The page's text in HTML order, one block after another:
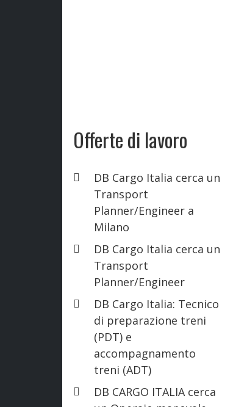
Offerte di lavoro
DB Cargo Italia cerca un
Transport
Planner/Engineer a
Milano
DB Cargo Italia cerca un
Transport
Planner/Engineer
DB Cargo Italia: Tecnico
di preparazione treni
(PDT) e
accompagnamento
treni (ADT)
DB CARGO ITALIA cerca